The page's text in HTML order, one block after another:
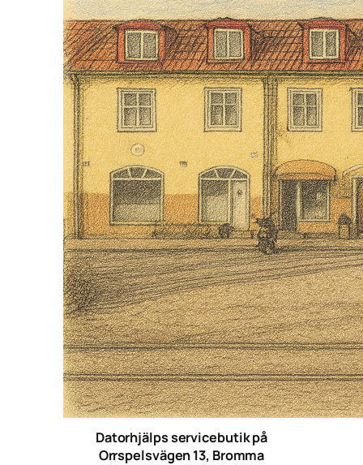
Datorhjälps servicebutik på
Orrspelsvägen 13, Bromma